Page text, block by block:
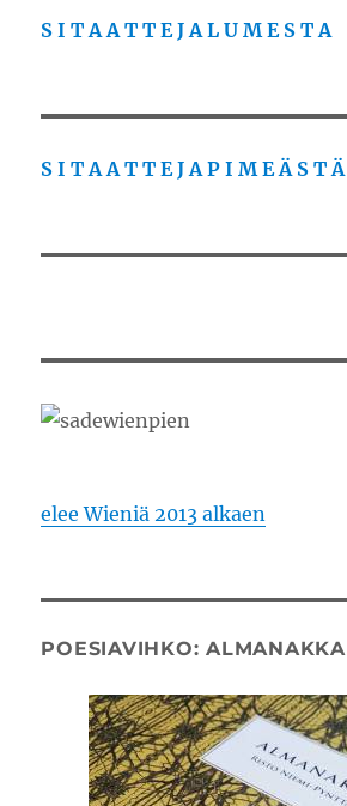
S I T A A T T E J A L U M E S T A
S I T A A T T E J A P I M E Ä S T Ä
elee Wieniä 2013 alkaen
POESIAVIHKO: ALMANAKKA